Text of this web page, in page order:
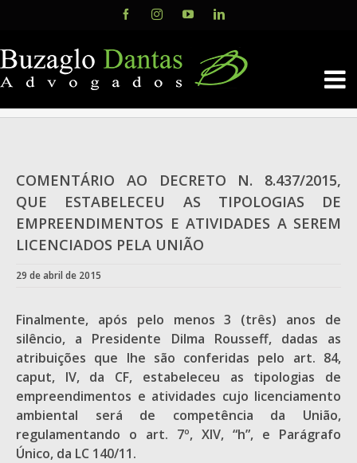
content
FacebookInstagramYouTubeLinkedIn
COMENTÁRIO AO DECRETO N. 8.437/2015,
QUE ESTABELECEU AS TIPOLOGIAS DE
EMPREENDIMENTOS E ATIVIDADES A SEREM
LICENCIADOS PELA UNIÃO
29 de abril de 2015
Finalmente, após pelo menos 3 (três) anos de
silêncio, a Presidente Dilma Rousseff, dadas as
atribuições que lhe são conferidas pelo art. 84,
caput, IV, da CF, estabeleceu as tipologias de
empreendimentos e atividades cujo licenciamento
ambiental será de competência da União,
regulamentando o art. 7º, XIV, “h”, e Parágrafo
Único, da LC 140/11.